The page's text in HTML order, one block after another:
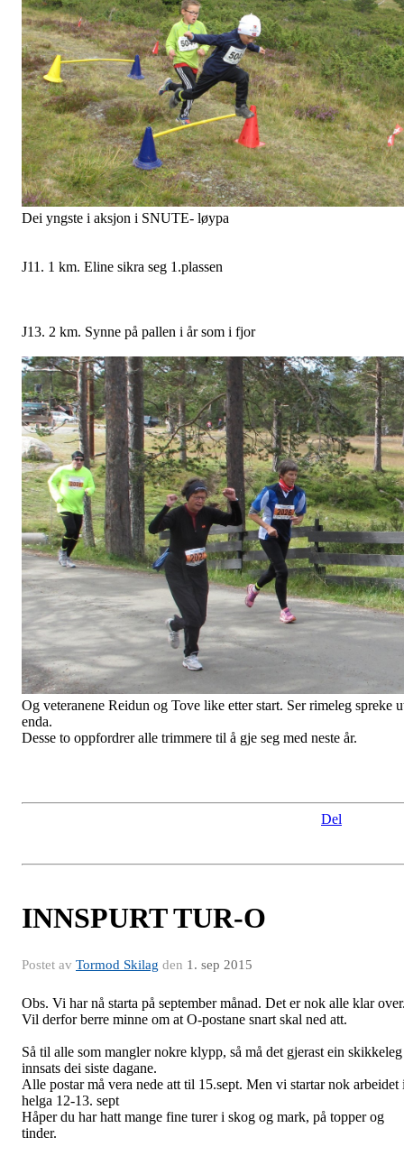
Mor og sønn i fint driv ( Jakob og Unni Aspeslåen) I rosa, Unni
Fjerdingren
Kenneth snart i mål. Her går det unna